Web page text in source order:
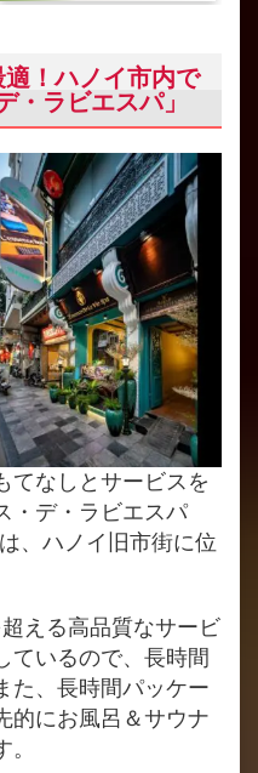
！ハノイ市内で
・ラビエスパ」
てなしとサービスを
・デ・ラビエスパ
は、ハノイ旧市街に位
える高品質なサービ
ているので、長時間
た、長時間パッケー
的にお風呂＆サウナ